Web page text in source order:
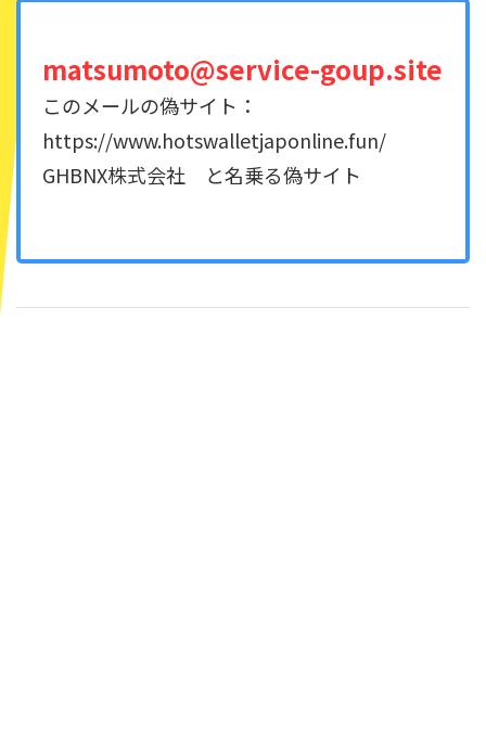
matsumoto@service-goup.site
このメールの偽サイト：
https://www.hotswalletjaponline.fun/
GHBNX株式会社 と名乗る偽サイト